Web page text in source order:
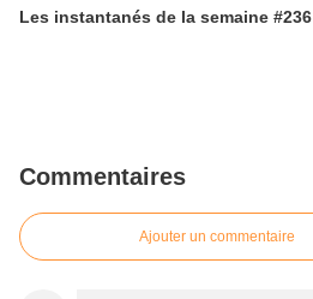
Les instantanés de la semaine #236
Commentaires
Ajouter un commentaire